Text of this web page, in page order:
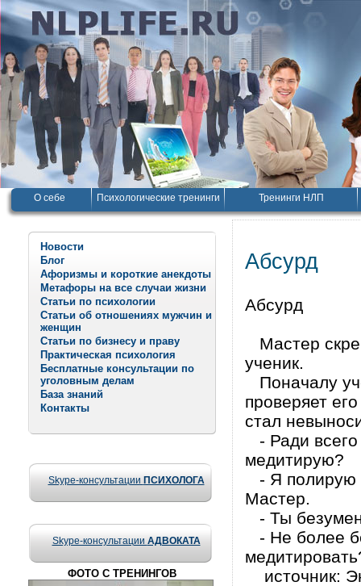
О себе Психологические тренинги Тренинги НЛП
Новости
Блог
Афоризмы и короткие анекдоты
Метафоры на все случаи жизни
Статьи по психологии
Статьи об отношениях мужчин и
женщин
Статьи по бизнесу и праву
Практическая психология
Бесплатные консультации по
уголовным делам
База знаний
Контакты
Skype-консультации ПСИХОЛОГА
Skype-консультации АДВОКАТА
ФОТО С ТРЕНИНГОВ
Абсурд
Абсурд
Мастер
ученик.
Поначалу
проверяет
стал
- Ради
медитирую?
- Я полирую
Мастер.
- Ты
- Не более
источник: